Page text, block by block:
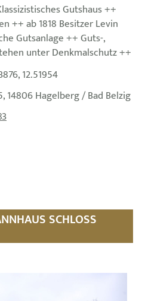
Gutshaus ++
++ ab 1818 Besitzer Levin
Gutsanlage ++ Guts-,
unter Denkmalschutz ++
12.51954
14806 Hagelberg / Bad Belzig
SCHLOSS